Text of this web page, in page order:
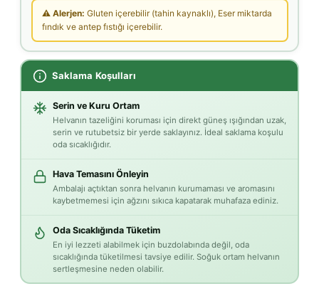
⚠ Alerjen: Gluten içerebilir (tahin kaynaklı), Eser miktarda
fındık ve antep fıstığı içerebilir.
Saklama Koşulları
Serin ve Kuru Ortam
Helvanın tazeliğini koruması için direkt güneş ışığından uzak,
serin ve rutubetsiz bir yerde saklayınız. İdeal saklama koşulu
oda sıcaklığıdır.
Hava Temasını Önleyin
Ambalajı açtıktan sonra helvanın kurumaması ve aromasını
kaybetmemesi için ağzını sıkıca kapatarak muhafaza ediniz.
Oda Sıcaklığında Tüketim
En iyi lezzeti alabilmek için buzdolabında değil, oda
sıcaklığında tüketilmesi tavsiye edilir. Soğuk ortam helvanın
sertleşmesine neden olabilir.